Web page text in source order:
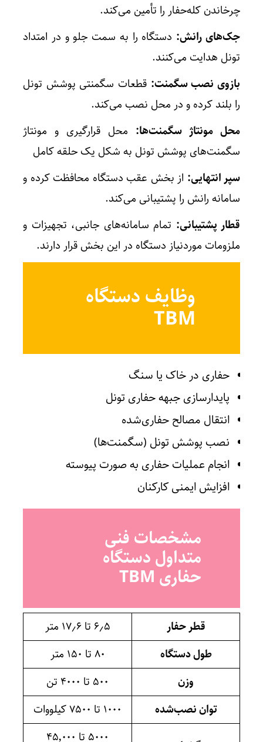
چرخاندن کله‌حفار را تأمین می‌کند.
جک‌های رانش: دستگاه را به سمت جلو و در امتداد
تونل هدایت می‌کنند.
بازوی نصب سگمنت: قطعات سگمنتی پوشش تونل
را بلند کرده و در محل نصب می‌کند.
محل مونتاژ سگمنت‌ها: محل قرارگیری و مونتاژ
سگمنت‌های پوشش تونل به شکل یک حلقه کامل
سپر انتهایی: از بخش عقب دستگاه محافظت کرده و
سامانه رانش را پشتیبانی می‌کند.
قطار پشتیبانی: تمام سامانه‌های جانبی، تجهیزات و
ملزومات موردنیاز دستگاه در این بخش قرار دارند.
وظایف دستگاه
TBM
حفاری در خاک یا سنگ
پایدارسازی جبهه حفاری تونل
انتقال مصالح حفاری‌شده
نصب پوشش تونل (سگمنت‌ها)
انجام عملیات حفاری به صورت پیوسته
افزایش ایمنی کارکنان
مشخصات فنی
متداول دستگاه
حفاری TBM
قطر حفار
۶٫۵ تا ۱۷٫۶ متر
طول دستگاه
۸۰ تا ۱۵۰ متر
وزن
۵۰۰ تا ۴۰۰۰ تن
توان نصب‌شده
۱۰۰۰ تا ۷۵۰۰ کیلووات
۵۰۰۰ تا ۴۵٬۰۰۰